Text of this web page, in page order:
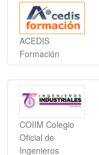
ACEDIS
Formación
COIIM Colegio
Oficial de
Ingenieros